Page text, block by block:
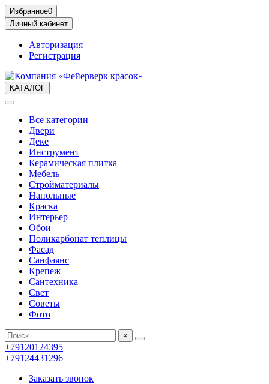
Избранное0
Личный кабинет
Авторизация
Регистрация
КАТАЛОГ
Все категории
Двери
Деке
Инструмент
Керамическая плитка
Мебель
Стройматериалы
Напольные
Краска
Интерьер
Обои
Поликарбонат теплицы
Фасад
Санфаянс
Крепеж
Сантехника
Свет
Советы
Фото
×
+79120124395
+79124431296
Заказать звонок